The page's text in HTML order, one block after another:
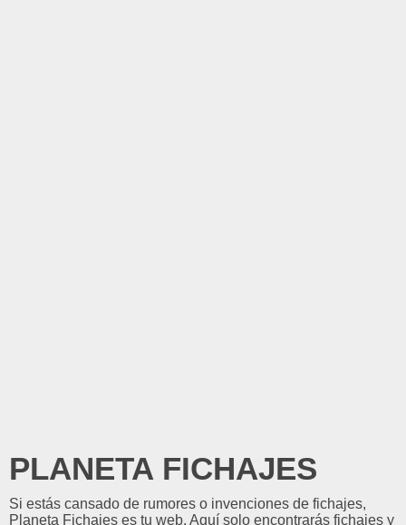
PLANETA FICHAJES
Si estás cansado de rumores o invenciones de fichajes,
Planeta Fichajes es tu web. Aquí solo encontrarás fichajes y